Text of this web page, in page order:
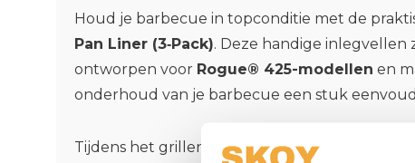
Houd je barbecue in topconditie met de
Pan Liner (3‑Pack). Deze handige inlegvellen
ontworpen voor Rogue® 425-modellen en
onderhoud van je barbecue een stuk
Tijdens het grillen komen er vet, sappen en